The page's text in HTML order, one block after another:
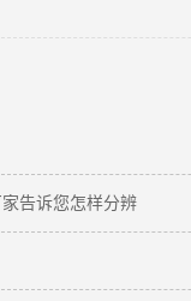
告诉您怎样分辨